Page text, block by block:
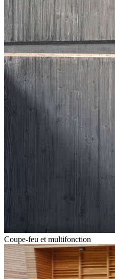
Coupe-feu et multifonction